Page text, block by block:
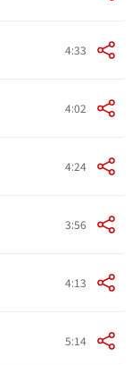
4:33
4:02
4:24
3:56
4:13
5:14